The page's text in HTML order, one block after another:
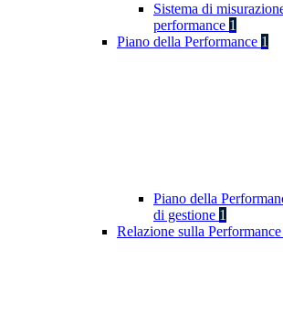
Sistema di
performance 1
Piano della Performance 1
Piano della
di gestione 1
Relazione sulla Performance